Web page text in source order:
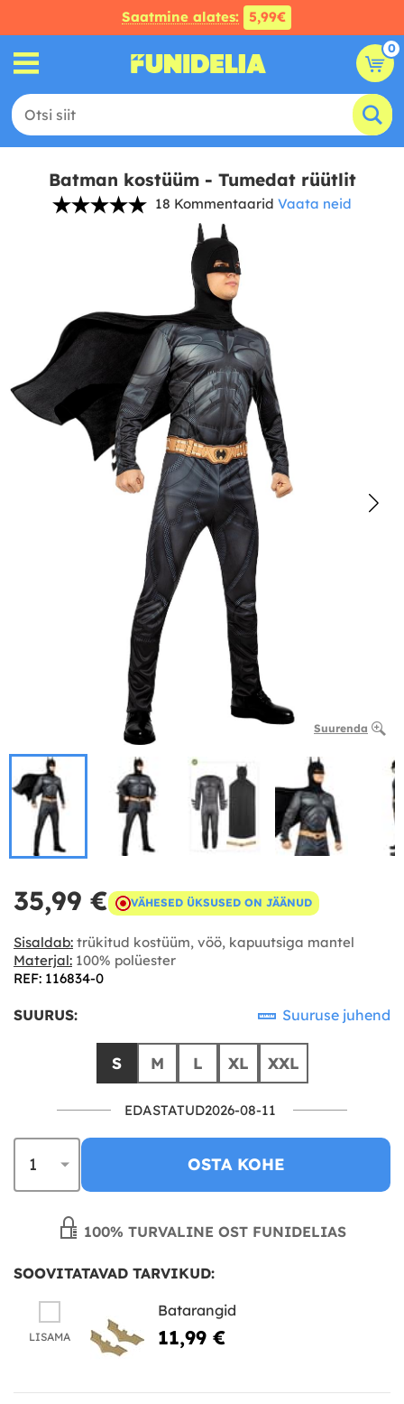
Saatmine alates: 5,99€
0
Batman kostüüm - Tumedat rüütlit
18 Kommentaarid Vaata neid
Suurenda
35,99 € VÄHESED ÜKSUSED ON JÄÄNUD
Sisaldab: trükitud kostüüm, vöö, kapuutsiga mantel
Materjal: 100% polüester
REF: 116834-0
SUURUS: Suuruse juhend
S M L XL XXL
EDASTATUD2026-08-11
OSTA KOHE
100% TURVALINE OST FUNIDELIAS
SOOVITATAVAD TARVIKUD:
LISAMA
Batarangid
11,99 €